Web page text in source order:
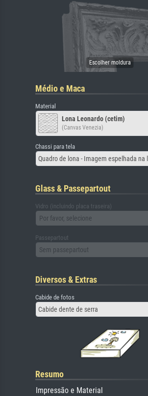
Médio e Maca
Material
Lona Leonardo (cetim)
(Canvas Venezia)
Chassi para tela
Quadro de lona - Imagem espelhada na
Glass & Passepartout
Vidro (incluindo placa traseira)
Por favor, selecione
Passepartout
Sem passepartout
Diversos & Extras
Cabide de fotos
Cabide dente de serra
Resumo
Impressão e Material